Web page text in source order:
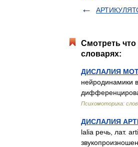
Смотреть
словарях:
ДИСЛАЛИЯ
нейродинамики
Психомоторика:
ДИСЛАЛИЯ
lalia речь, лат.